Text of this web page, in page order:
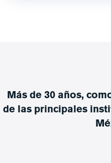
Más de 30 años,
de las principales